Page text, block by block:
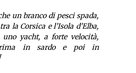
un branco di pesci spada,
la Corsica e l’Isola d’Elba,
uno yacht, a forte velocità,
in sardo e poi in